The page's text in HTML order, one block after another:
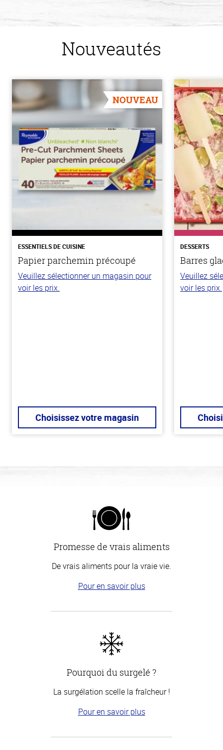
Nouveautés
NOUVEAU
ESSENTIELS DE CUISINE
Papier parchemin précoupé
Veuillez sélectionner un magasin pour
voir les prix.
Choisissez votre magasin
DESSERTS
Barres
Veuillez
voir les prix.
Promesse de vrais aliments
De vrais aliments pour la vraie vie.
Pour en savoir plus
Pourquoi du surgelé ?
La surgélation scelle la fraîcheur !
Pour en savoir plus